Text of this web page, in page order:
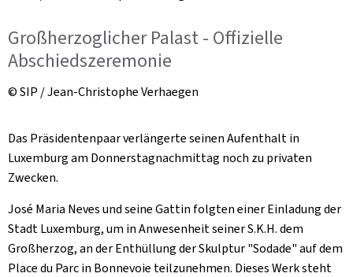
Großherzoglicher Palast - Offizielle
Abschiedszeremonie
© SIP / Jean-Christophe Verhaegen
Das Präsidentenpaar verlängerte seinen Aufenthalt in
Luxemburg am Donnerstagnachmittag noch zu privaten
Zwecken.
José Maria Neves und seine Gattin folgten einer Einladung der
Stadt Luxemburg, um in Anwesenheit seiner S.K.H. dem
Großherzog, an der Enthüllung der Skulptur "Sodade" auf dem
Place du Parc in Bonnevoie teilzunehmen. Dieses Werk steht